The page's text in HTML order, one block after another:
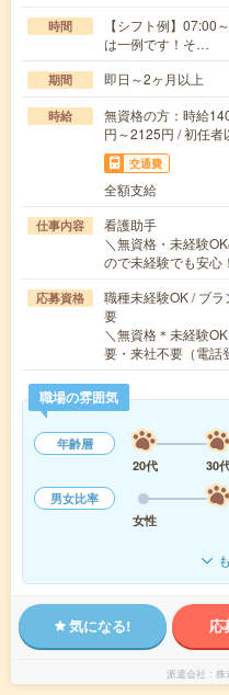
時間
【シフト例】07:00
は一例です！そ…
期間 即日～2ヶ月以上
時給
無資格の方：時給
円～2125円 / 初任
交通費
全額支給
仕事内容
看護助手
＼無資格・未経験
ので未経験でも安
応募資格
職種未経験OK / ブ
要
＼無資格＊未経験
要・来社不要（電
職場の雰囲気
年齢層
20代
30
男女比率
女性
気になる! 応
派遣会社 株